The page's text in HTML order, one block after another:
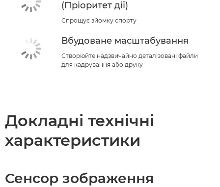
(Пріоритет дії)
Спрощує зйомку спорту
Вбудоване масштабування
Створюйте надзвичайно деталізовані файли
для кадрування або друку
Докладні технічні
характеристики
Сенсор зображення